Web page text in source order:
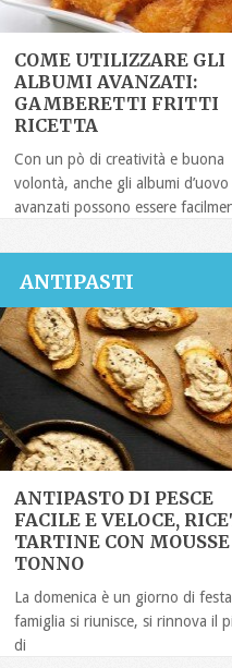
COME UTILIZZARE GLI
ALBUMI AVANZATI:
GAMBERETTI FRITTI
RICETTA
Con un pò di creatività e buona
volontà, anche gli albumi d’uovo
avanzati possono essere
ANTIPASTI
ANTIPASTO DI PESCE
FACILE E VELOCE,
TARTINE CON
TONNO
La domenica è un giorno di
famiglia si riunisce, si rinnova il
di